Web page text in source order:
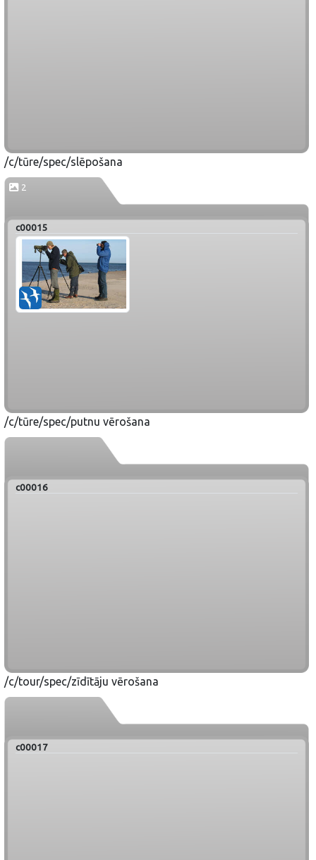
/c/tūre/spec/slēpošana
2
c00015
/c/tūre/spec/putnu vērošana
c00016
/c/tour/spec/zīdītāju vērošana
c00017